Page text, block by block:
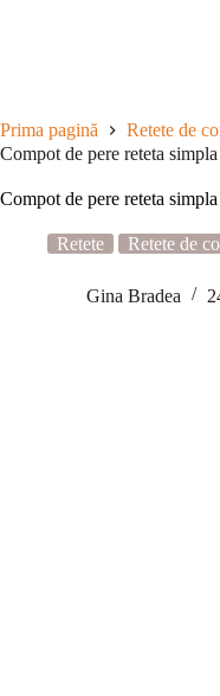
Prima pagină Retete de
Compot de pere reteta simpla
Compot de pere reteta simpla
Retete Retete de
Gina Bradea